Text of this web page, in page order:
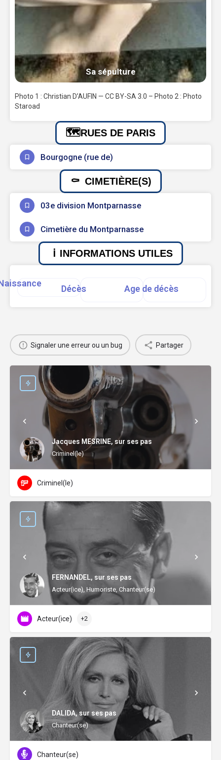
Sa sépulture
Photo 1 : Christian D’AUFIN — CC BY-SA 3.0 – Photo 2 : Photo
Staroad
RUES DE PARIS
Bourgogne (rue de)
CIMETIÈRE(S)
03e division Montparnasse
Cimetière du Montparnasse
INFORMATIONS UTILES
Décès Age de décès
Signaler une erreur ou un bug Partager
Jacques MESRINE, sur ses pas
Criminel(le)
Criminel(le)
FERNANDEL, sur ses pas
Acteur(ice), Humoriste, Chanteur(se)
Acteur(ice) +2
DALIDA, sur ses pas
Chanteur(se)
Chanteur(se)